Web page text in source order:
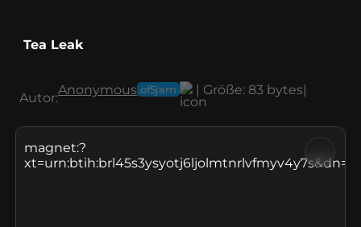
Tea Leak
Autor:
Anonymous of5jam | Größe: 83 bytes|
magnet:?